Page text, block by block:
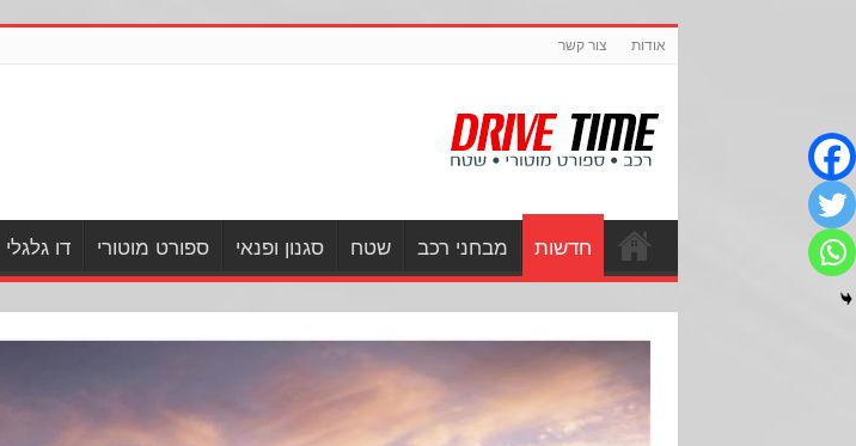
אודות צור קשר
חדשות מבחני רכב שטח סגנון ופנאי ספורט מוטורי דו גלגלי